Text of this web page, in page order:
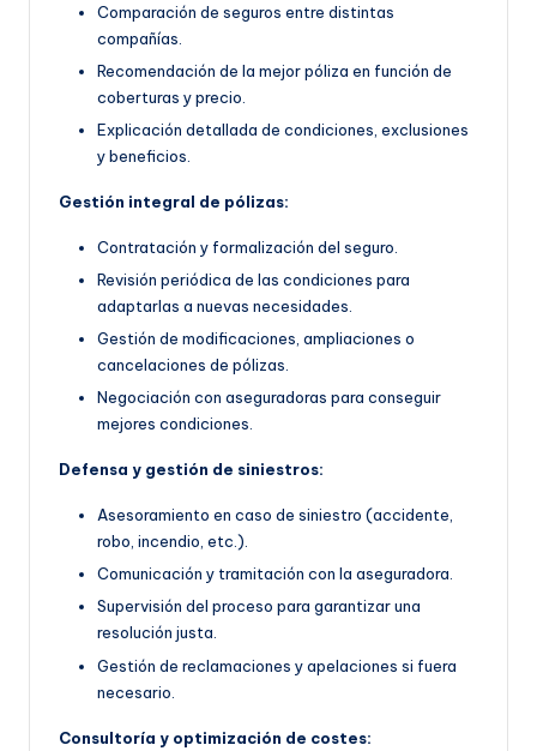
Comparación de seguros entre distintas
compañías.
Recomendación de la mejor póliza en función de
coberturas y precio.
Explicación detallada de condiciones, exclusiones
y beneficios.
Gestión integral de pólizas:
Contratación y formalización del seguro.
Revisión periódica de las condiciones para
adaptarlas a nuevas necesidades.
Gestión de modificaciones, ampliaciones o
cancelaciones de pólizas.
Negociación con aseguradoras para conseguir
mejores condiciones.
Defensa y gestión de siniestros:
Asesoramiento en caso de siniestro (accidente,
robo, incendio, etc.).
Comunicación y tramitación con la aseguradora.
Supervisión del proceso para garantizar una
resolución justa.
Gestión de reclamaciones y apelaciones si fuera
necesario.
Consultoría y optimización de costes: